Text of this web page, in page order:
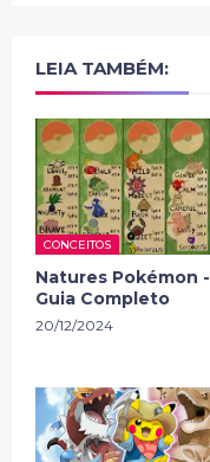
LEIA TAMBÉM:
CONCEITOS
Natures Pokémon -
Guia Completo
20/12/2024